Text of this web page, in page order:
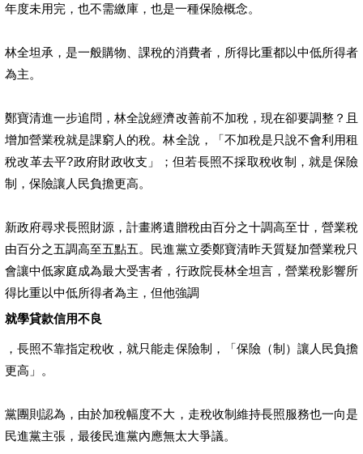
年度未用完，也不需繳庫，也是一種保險概念。
林全坦承，是一般購物、課稅的消費者，所得比重都以中低所得者
為主。
鄭寶清進一步追問，林全說經濟改善前不加稅，現在卻要調整？且
增加營業稅就是課窮人的稅。林全說，「不加稅是只說不會利用租
稅改革去平?政府財政收支」；但若長照不採取稅收制，就是保險
制，保險讓人民負擔更高。
新政府尋求長照財源，計畫將遺贈稅由百分之十調高至廿，營業稅
由百分之五調高至五點五。民進黨立委鄭寶清昨天質疑加營業稅只
會讓中低家庭成為最大受害者，行政院長林全坦言，營業稅影響所
得比重以中低所得者為主，但他強調
就學貸款信用不良
，長照不靠指定稅收，就只能走保險制，「保險（制）讓人民負擔
更高」。
黨團則認為，由於加稅幅度不大，走稅收制維持長照服務也一向是
民進黨主張，最後民進黨內應無太大爭議。